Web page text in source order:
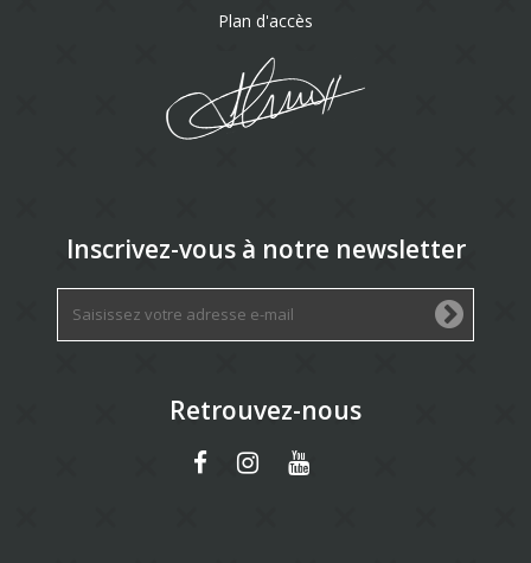
Plan d'accès
Inscrivez-vous à notre newsletter
Retrouvez-nous